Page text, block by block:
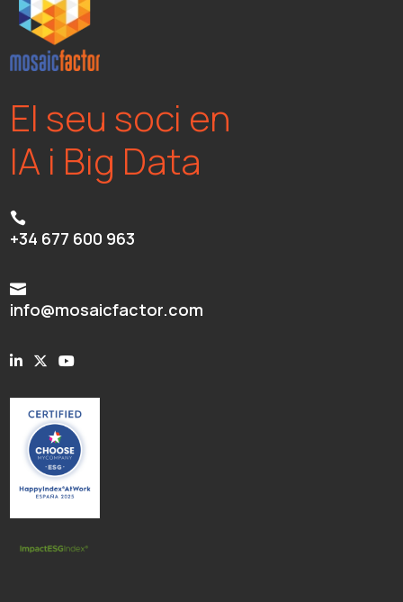
El seu soci en
IA i Big Data

+34 677 600 963

info@mosaicfactor.com